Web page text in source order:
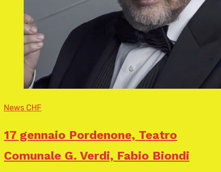
News CHF
17 gennaio Pordenone, Teatro
Comunale G. Verdi, Fabio Biondi